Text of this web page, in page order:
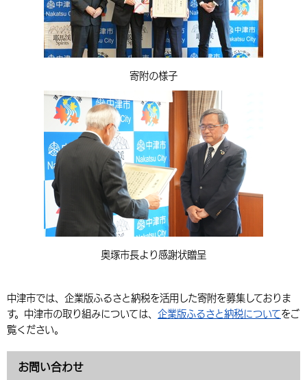
寄附の様子
奥塚市長より感謝状贈呈
中津市では、企業版ふるさと納税を活用した寄附を募集しておりま
す。中津市の取り組みについては、 企業版ふるさと納税についてをご
覧ください。
お問い合わせ